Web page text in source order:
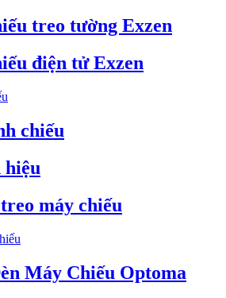
treo tường Exzen
điện tử Exzen
chiếu
hiệu
máy chiếu
Máy Chiếu Optoma